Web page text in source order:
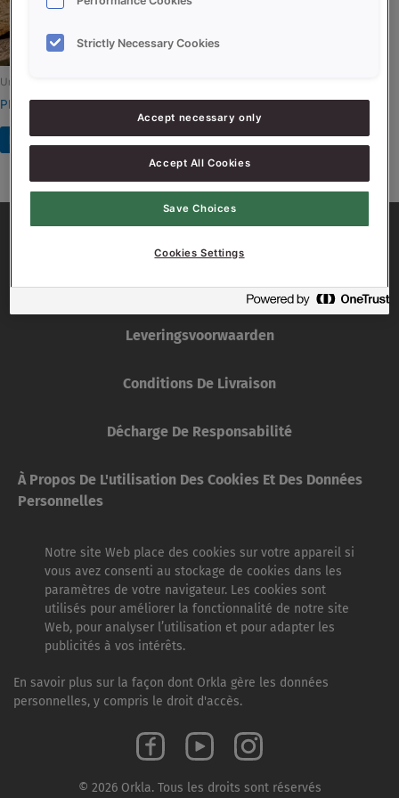
Uncategorized
PROSON XS NP
Read more
Leveringsvoorwaarden
Conditions De Livraison
Décharge De Responsabilité
À Propos De L'utilisation Des Cookies Et Des Données
Personnelles
Notre site Web place des cookies sur votre appareil si
vous avez consenti au stockage de cookies dans les
paramètres de votre navigateur. Les cookies sont
utilisés pour améliorer la fonctionnalité de notre site
Web, pour analyser l’utilisation et pour adapter les
publicités à vos intérêts.
En savoir plus sur la façon dont Orkla gère les données
personnelles, y compris le droit d'accès.
© 2026 Orkla. Tous les droits sont réservés
Strictly Necessary Cookies
Accept necessary only
Accept All Cookies
Save Choices
Cookies Settings